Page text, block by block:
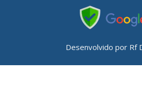
Desenvolvido por Rf